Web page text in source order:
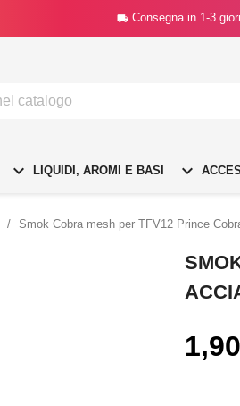
 Consegna in 1-3
 LIQUIDI, AROMI E BASI 
Smok Cobra mesh per TFV12 Prince